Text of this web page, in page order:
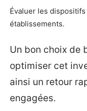
Évaluer les
établissements.
Un bon choix de
optimiser cet
ainsi un retour
engagées.